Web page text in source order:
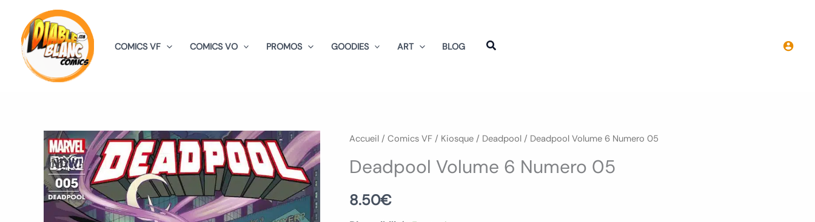
contenu
COMICS VF COMICS VO PROMOS GOODIES ART BLOG
Accueil / Comics VF / Kiosque / Deadpool / Deadpool Volume 6 Numero 05
Deadpool Volume 6 Numero 05
8.50€
quantité
Deadpool
Volume
6